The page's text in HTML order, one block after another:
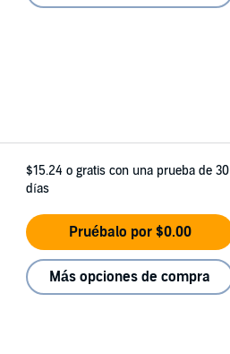
$15.24 o gratis con una prueba de 30
días
Pruébalo por $0.00
Más opciones de compra